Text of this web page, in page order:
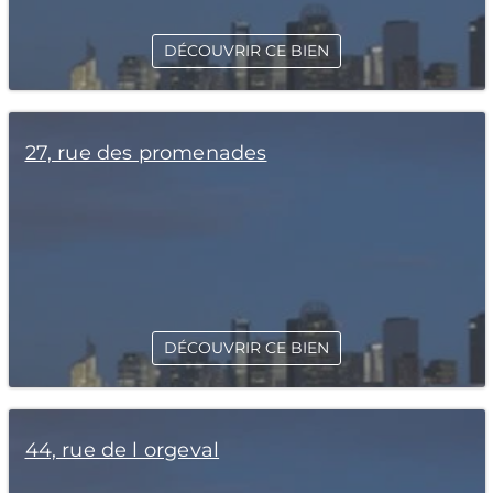
DÉCOUVRIR CE BIEN
27, rue des promenades
DÉCOUVRIR CE BIEN
44, rue de l orgeval